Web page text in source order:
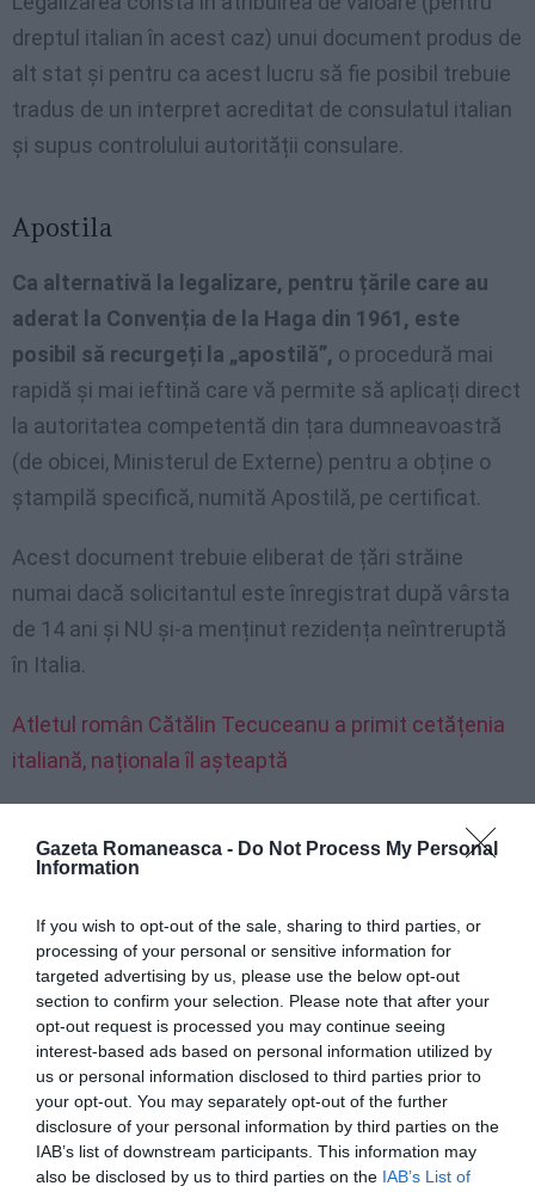
Gazeta Romaneasca - Do Not Process My Personal
Information
If you wish to opt-out of the sale, sharing to third parties, or
processing of your personal or sensitive information for
targeted advertising by us, please use the below opt-out
section to confirm your selection. Please note that after your
opt-out request is processed you may continue seeing
interest-based ads based on personal information utilized by
us or personal information disclosed to third parties prior to
your opt-out. You may separately opt-out of the further
disclosure of your personal information by third parties on the
IAB’s list of downstream participants. This information may
also be disclosed by us to third parties on the IAB’s List of
dreptul italian în acest caz) unui document produs de
alt stat și pentru ca acest lucru să fie posibil trebuie
tradus de un interpret acreditat de consulatul italian
și supus controlului autorității consulare.
Apostila
Ca alternativă la legalizare, pentru țările care au
aderat la Convenția de la Haga din 1961, este
posibil să recurgeți la „apostilă”, o procedură mai
rapidă și mai ieftină care vă permite să aplicați direct
la autoritatea competentă din țara dumneavoastră
(de obicei, Ministerul de Externe) pentru a obține o
ștampilă specifică, numită Apostilă, pe certificat.
Acest document trebuie eliberat de țări străine
numai dacă solicitantul este înregistrat după vârsta
de 14 ani și NU și-a menținut rezidența neîntreruptă
în Italia.
Atletul român Cătălin Tecuceanu a primit cetățenia
italiană, naționala îl așteaptă
Cazierul este valabil 6 luni
certificatul penal tradus și legalizat, sau cu mențiuni,
este valabil 6 luni de la eliberare și de aceea trebuie
prezentat în cererea de cetățenie în acest termen.
În ceea ce privește poziția penală în Italia, nu va fi
necesară prezentarea niciunui certificat, dar se cere
totuși în forma corespunzătoare de a se
autocertifica dacă există sau nu condamnări